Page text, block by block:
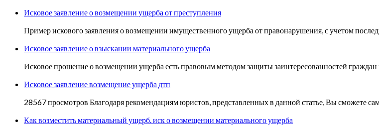
Исковое заявление о возмещении ущерба от преступления
Пример искового заявления о возмещении имущественного ущерба от правонарушения, с учетом
Исковое заявление о взыскании материального ущерба
Исковое прошение о возмещении ущерба есть правовым методом защиты заинтересованностей
Исковое заявление возмещение ущерба дтп
28567 просмотров Благодаря рекомендациям юристов, представленных в данной статье, Вы сможете
Как возместить материальный ущерб. иск о возмещении материального ущерба